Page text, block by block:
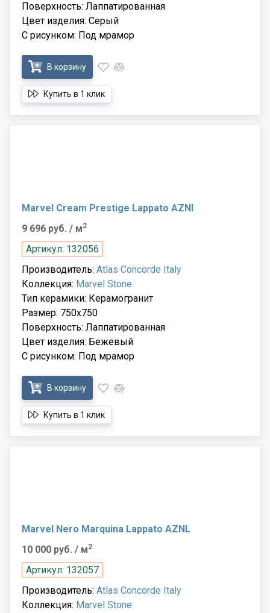
Поверхность: Лаппатированная
Цвет изделия: Серый
С рисунком: Под мрамор
В корзину
Купить в 1 клик
Marvel Cream Prestige Lappato AZNI
9 696 руб. / м2
Артикул: 132056
Производитель: Atlas Concorde Italy
Коллекция: Marvel Stone
Тип керамики: Керамогранит
Размер: 750x750
Поверхность: Лаппатированная
Цвет изделия: Бежевый
С рисунком: Под мрамор
В корзину
Купить в 1 клик
Marvel Nero Marquina Lappato AZNL
10 000 руб. / м2
Артикул: 132057
Производитель: Atlas Concorde Italy
Коллекция: Marvel Stone